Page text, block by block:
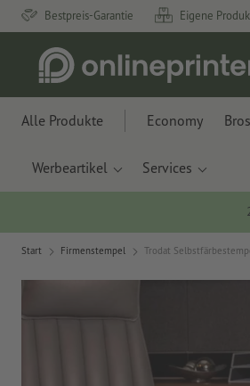
Bestpreis-Garantie Eigene
Alle Produkte Economy
Werbeartikel Services
Start Firmenstempel Trodat